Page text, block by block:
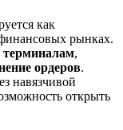
как
рынках.
,
ордеров.
навязчивой
открыть